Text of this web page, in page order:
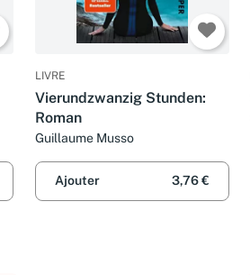
LIVRE
Vierundzwanzig Stunden:
Roman
Guillaume Musso
Ajouter 3,76 €